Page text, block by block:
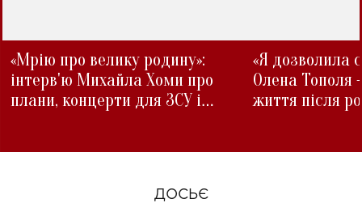
«Мрію про велику родину»:
інтерв'ю Михайла Хоми про
плани, концерти для ЗСУ і
«Я дозволила
Олена Тополя
життя після
ДОСЬЄ